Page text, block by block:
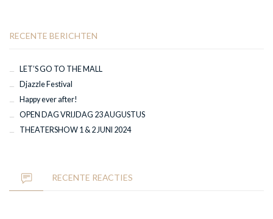
RECENTE BERICHTEN
LET’S GO TO THE MALL
Djazzle Festival
Happy ever after!
OPEN DAG VRIJDAG 23 AUGUSTUS
THEATERSHOW 1 & 2 JUNI 2024
RECENTE REACTIES